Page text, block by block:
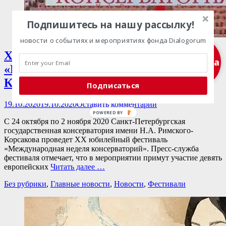
ХХ ЮБИЛЕЙНЫЙ ФЕСТИВАЛЬ
«МЕЖДУНАРОДНАЯ НЕДЕЛЯ
КОНСЕРВАТОРИЙ» 2020
Опубликовано
19.10.202019.10.2020Оставить комментарий
С 24 октября по 2 ноября 2020 Санкт-Петербургская
государственная консерватория имени Н.А. Римского-
Корсакова проведет ХХ юбилейный фестиваль
«Международная неделя консерваторий». Пресс-служба
фестиваля отмечает, что в мероприятии примут участие девять
европейских Читать далее …
Категории
Без рубрики, Главные новости, Новости, Фестивали
Подписка
Подпишитесь на нашу рассылку!
новости о событиях и мероприятиях фонда Dialogorum
Подписаться